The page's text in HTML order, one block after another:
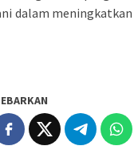
dalam meningkatkan